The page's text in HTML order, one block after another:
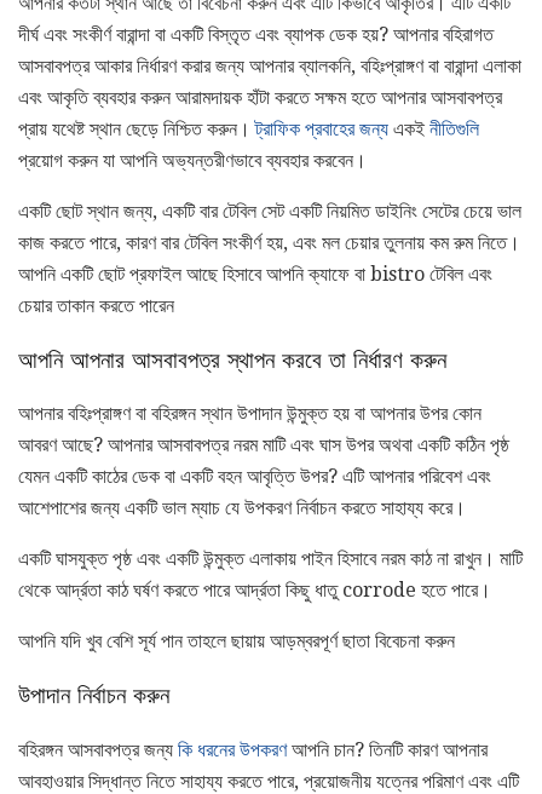
দীর্ঘ এবং সংকীর্ণ বারান্দা বা একটি বিস্তৃত এবং ব্যাপক ডেক হয়? আপনার বহিরাগত
আসবাবপত্র আকার নির্ধারণ করার জন্য আপনার ব্যালকনি, বহিঃপ্রাঙ্গণ বা বারান্দা এলাকা
এবং আকৃতি ব্যবহার করুন আরামদায়ক হাঁটা করতে সক্ষম হতে আপনার আসবাবপত্র
প্রায় যথেষ্ট স্থান ছেড়ে নিশ্চিত করুন।ট্রাফিক প্রবাহের জন্য একই নীতিগুলি
প্রয়োগ করুন যা আপনি অভ্যন্তরীণভাবে ব্যবহার করবেন।
একটি ছোট স্থান জন্য, একটি বার টেবিল সেট একটি নিয়মিত ডাইনিং সেটের চেয়ে ভাল
কাজ করতে পারে, কারণ বার টেবিল সংকীর্ণ হয়, এবং মল চেয়ার তুলনায় কম রুম নিতে।
আপনি একটি ছোট প্রফাইল আছে হিসাবে আপনি ক্যাফে বা bistro টেবিল এবং
চেয়ার তাকান করতে পারেন
আপনি আপনার আসবাবপত্র স্থাপন করবে তা নির্ধারণ করুন
আপনার বহিঃপ্রাঙ্গণ বা বহিরঙ্গন স্থান উপাদান উন্মুক্ত হয় বা আপনার উপর কোন
আবরণ আছে? আপনার আসবাবপত্র নরম মাটি এবং ঘাস উপর অথবা একটি কঠিন পৃষ্ঠ
যেমন একটি কাঠের ডেক বা একটি বহন আবৃত্তি উপর? এটি আপনার পরিবেশ এবং
আশেপাশের জন্য একটি ভাল ম্যাচ যে উপকরণ নির্বাচন করতে সাহায্য করে।
একটি ঘাসযুক্ত পৃষ্ঠ এবং একটি উন্মুক্ত এলাকায় পাইন হিসাবে নরম কাঠ না রাখুন। মাটি
থেকে আর্দ্রতা কাঠ ঘর্ষণ করতে পারে আর্দ্রতা কিছু ধাতু corrode হতে পারে।
আপনি যদি খুব বেশি সূর্য পান তাহলে ছায়ায় আড়ম্বরপূর্ণ ছাতা বিবেচনা করুন
উপাদান নির্বাচন করুন
বহিরঙ্গন আসবাবপত্র জন্য কি ধরনের উপকরণআপনি চান? তিনটি কারণ আপনার
আবহাওয়ার সিদ্ধান্ত নিতে সাহায্য করতে পারে, প্রয়োজনীয় যত্নের পরিমাণ এবং এটি